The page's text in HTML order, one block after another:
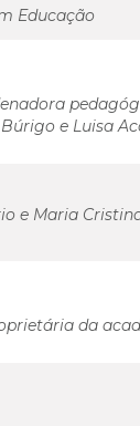
Educação
e Luisa
e Maria
da